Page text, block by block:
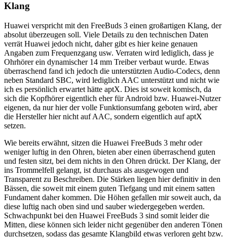
Klang
Huawei verspricht mit den FreeBuds 3 einen großartigen Klang, der
absolut überzeugen soll. Viele Details zu den technischen Daten
verrät Huawei jedoch nicht, daher gibt es hier keine genauen
Angaben zum Frequenzgang usw. Verraten wird lediglich, dass je
Ohrhörer ein dynamischer 14 mm Treiber verbaut wurde. Etwas
überraschend fand ich jedoch die unterstützten Audio-Codecs, denn
neben Standard SBC, wird lediglich AAC unterstützt und nicht wie
ich es persönlich erwartet hätte aptX. Dies ist soweit komisch, da
sich die Kopfhörer eigentlich eher für Android bzw. Huawei-Nutzer
eigenen, da nur hier der volle Funktionsumfang geboten wird, aber
die Hersteller hier nicht auf AAC, sondern eigentlich auf aptX
setzen.
Wie bereits erwähnt, sitzen die Huawei FreeBuds 3 mehr oder
weniger luftig in den Ohren, bieten aber einen überraschend guten
und festen sitzt, bei dem nichts in den Ohren drückt. Der Klang, der
ins Trommelfell gelangt, ist durchaus als ausgewogen und
Transparent zu Beschreiben. Die Stärken liegen hier definitiv in den
Bässen, die soweit mit einem guten Tiefgang und mit einem satten
Fundament daher kommen. Die Höhen gefallen mir soweit auch, da
diese luftig nach oben sind und sauber wiedergegeben werden.
Schwachpunkt bei den Huawei FreeBuds 3 sind somit leider die
Mitten, diese können sich leider nicht gegenüber den anderen Tönen
durchsetzen, sodass das gesamte Klangbild etwas verloren geht bzw.